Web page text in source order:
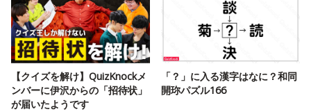
【クイズを解け】QuizKnockメ
ンバーに伊沢からの「招待状」
が届いたようです
「？」に入る漢字はなに？和同
開珎パズル166